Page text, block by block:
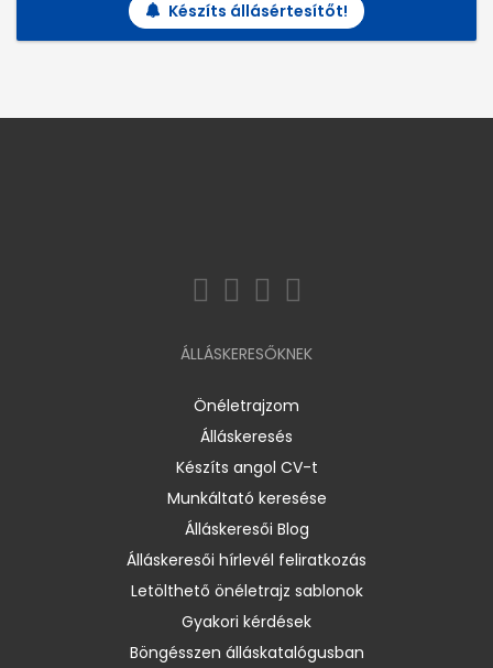
Készíts állásértesítőt!
ÁLLÁSKERESŐKNEK
Önéletrajzom
Álláskeresés
Készíts angol CV-t
Munkáltató keresése
Álláskeresői Blog
Álláskeresői hírlevél feliratkozás
Letölthető önéletrajz sablonok
Gyakori kérdések
Böngésszen álláskatalógusban